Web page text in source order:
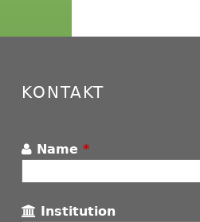
KONTAKT
Name *
Institution